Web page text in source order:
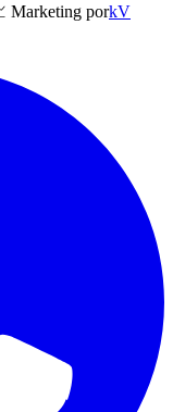
Marketing porkV